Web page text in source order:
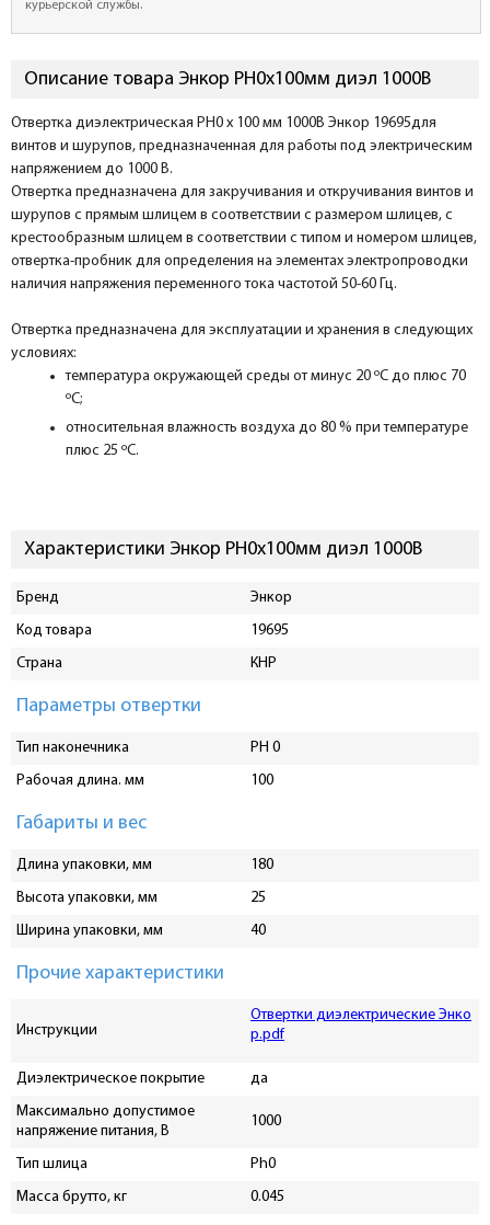
курьерской службы.
Описание товара Энкор PH0х100мм диэл 1000В
Отвертка диэлектрическая PH0 х 100 мм 1000В Энкор 19695для
винтов и шурупов, предназначенная для работы под электрическим
напряжением до 1000 В.
Отвертка предназначена для закручивания и откручивания винтов и
шурупов с прямым шлицем в соответствии с размером шлицев, с
крестообразным шлицем в соответствии с типом и номером шлицев,
отвертка-пробник для определения на элементах электропроводки
наличия напряжения переменного тока частотой 50-60 Гц.
Отвертка предназначена для эксплуатации и хранения в следующих
условиях:
температура окружающей среды от минус 20 ºС до плюс 70
ºС;
относительная влажность воздуха до 80 % при температуре
плюс 25 ºС.
Характеристики Энкор PH0х100мм диэл 1000В
Бренд
Энкор
Код товара
19695
Страна
КНР
Параметры отвертки
Тип наконечника
PH 0
Рабочая длина. мм
100
Габариты и вес
Длина упаковки, мм
180
Высота упаковки, мм
25
Ширина упаковки, мм
40
Прочие характеристики
Инструкции
Отвертки диэлектрические Энко
р.pdf
Диэлектрическое покрытие
да
Максимально допустимое
напряжение питания, В
1000
Тип шлица
Ph0
Масса брутто, кг
0.045